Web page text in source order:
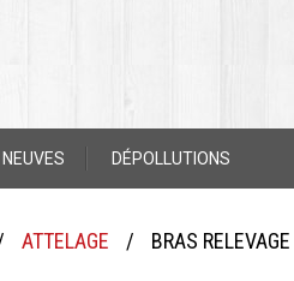
DÉPOLLUTIONS
ATTELAGE / BRAS